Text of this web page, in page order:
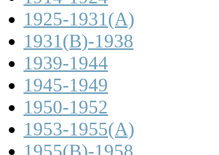
1925-1931(A)
1931(B)-1938
1939-1944
1945-1949
1950-1952
1953-1955(A)